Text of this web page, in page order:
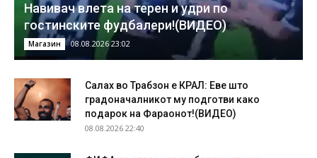
Навивач влета на терен и удри по
гостинските фудбалери!(ВИДЕО)
Магазин 08.08.2026 23:02
Салах во Трабзон е КРАЛ: Еве што
градоначалникот му подготви како
подарок на Фараонот!(ВИДЕО)
08.08.2026 22:40